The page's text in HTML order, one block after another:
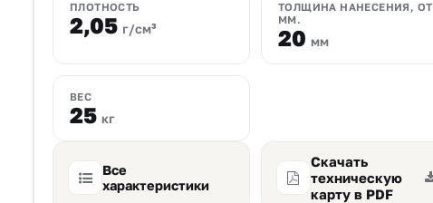
ПЛОТНОСТЬ
2,05 г/см³
ТОЛЩИНА НАНЕСЕНИЯ, ОТ
ММ.
20 мм
ВЕС
25 кг
Все
характеристики
Скачать
техническую
карту в PDF